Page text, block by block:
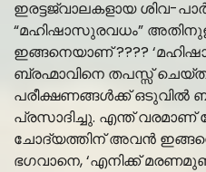
ഇരട്ടജ്വാലകളായ ശിവ-
“മഹിഷാസുരവധം”
ഇങ്ങനെയാണ് ????
ബ്രഹ്മാവിനെ തപസ്സ്
പരീക്ഷണങ്ങൾക്ക് ഒടുവിൽ
പ്രസാദിച്ചു. എന്ത് വരമാണ്
ചോദ്യത്തിന് അവൻ
ഭഗവാനെ, ‘എനിക്ക്